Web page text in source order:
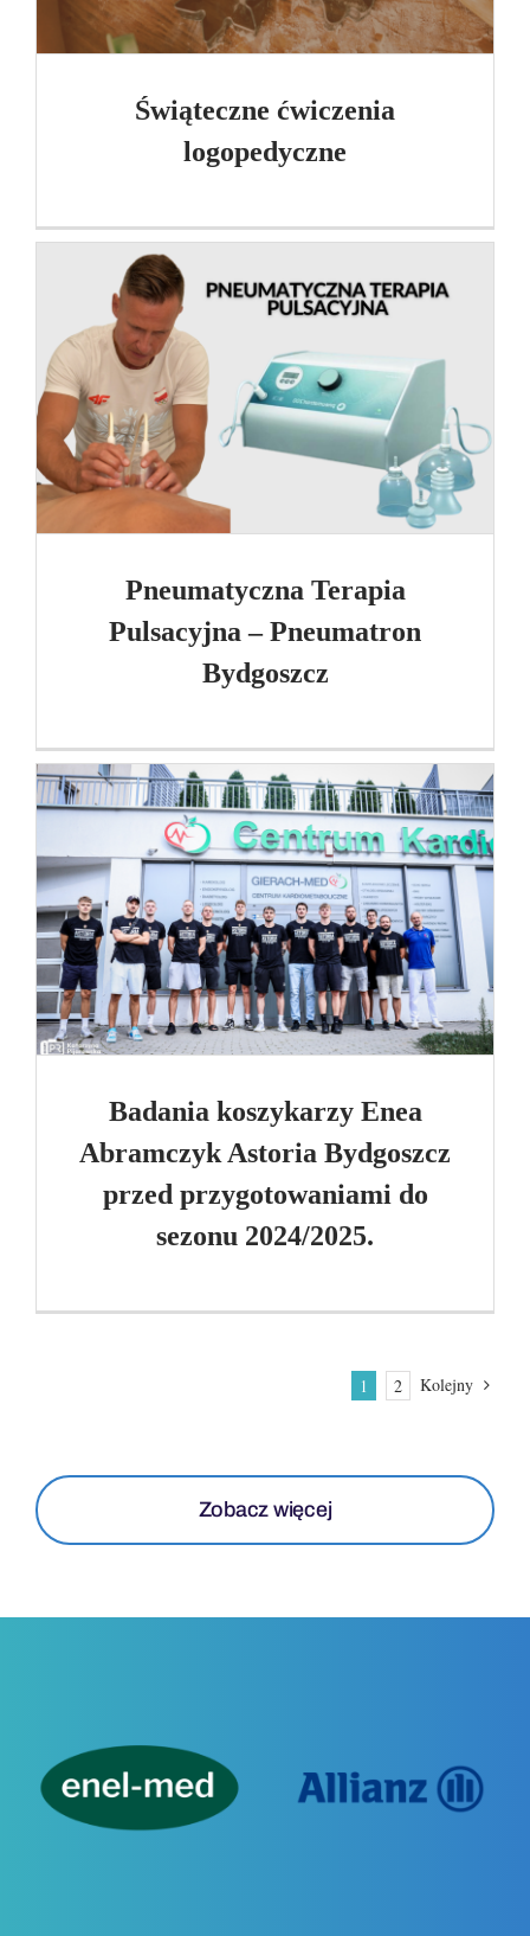
Świąteczne ćwiczenia
logopedyczne
Pneumatyczna Terapia
Pulsacyjna – Pneumatron
Bydgoszcz
Badania koszykarzy Enea
Abramczyk Astoria Bydgoszcz
przed przygotowaniami do
sezonu 2024/2025.
1 2 Kolejny
Zobacz więcej